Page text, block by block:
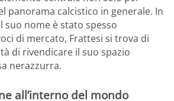
panorama calcistico in generale. In
suo nome è stato spesso
di mercato, Frattesi si trova di
di rivendicare il suo spazio
nerazzurra.
all’interno del mondo